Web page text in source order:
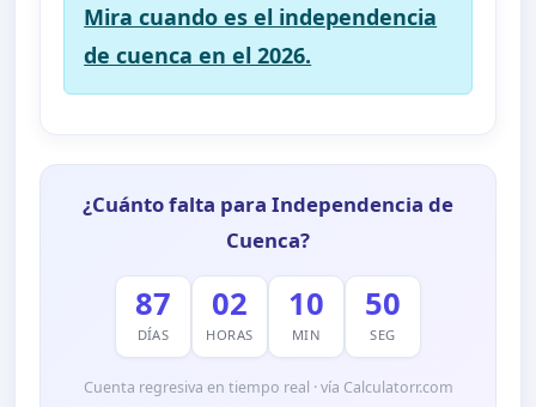
Mira cuando es el independencia
de cuenca en el 2026.
¿Cuánto falta para Independencia de
Cuenca?
87
DÍAS
02
HORAS
10
MIN
48
SEG
Cuenta regresiva en tiempo real · vía Calculatorr.com